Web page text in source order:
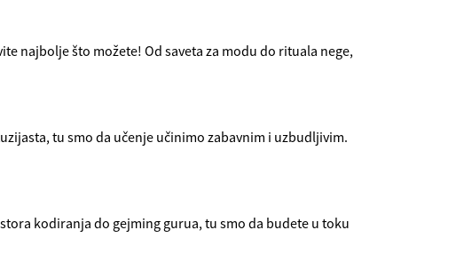
najbolje što možete! Od saveta za modu do rituala nege,
tu smo da učenje učinimo zabavnim i uzbudljivim.
kodiranja do gejming gurua, tu smo da budete u toku